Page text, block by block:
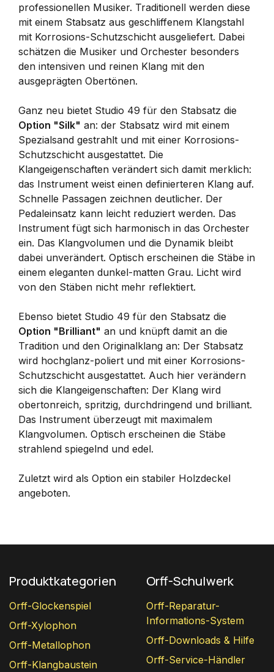
professionellen Musiker. Traditionell werden diese
mit einem Stabsatz aus geschliffenem Klangstahl
mit Korrosions-Schutzschicht ausgeliefert. Dabei
schätzen die Musiker und Orchester besonders
den intensiven und reinen Klang mit den
ausgeprägten Obertönen.
Ganz neu bietet Studio 49 für den Stabsatz die
Option "Silk" an: der Stabsatz wird mit einem
Spezialsand gestrahlt und mit einer Korrosions-
Schutzschicht ausgestattet. Die
Klangeigenschaften verändert sich damit merklich:
das Instrument weist einen definierteren Klang auf.
Schnelle Passagen zeichnen deutlicher. Der
Pedaleinsatz kann leicht reduziert werden. Das
Instrument fügt sich harmonisch in das Orchester
ein. Das Klangvolumen und die Dynamik bleibt
dabei unverändert. Optisch erscheinen die Stäbe in
einem eleganten dunkel-matten Grau. Licht wird
von den Stäben nicht mehr reflektiert.
Ebenso bietet Studio 49 für den Stabsatz die
Option "Brilliant" an und knüpft damit an die
Tradition und den Originalklang an: Der Stabsatz
wird hochglanz-poliert und mit einer Korrosions-
Schutzschicht ausgestattet. Auch hier verändern
sich die Klangeigenschaften: Der Klang wird
obertonreich, spritzig, durchdringend und brilliant.
Das Instrument überzeugt mit maximalem
Klangvolumen. Optisch erscheinen die Stäbe
strahlend spiegelnd und edel.
Zuletzt wird als Option ein stabiler Holzdeckel
angeboten.
Produktkategorien
Orff-Glockenspiel
Orff-Xylophon
Orff-Metallophon
Orff-Klangbaustein
Orff-Schulwerk
Orff-Reparatur-
Informations-System
Orff-Downloads & Hilfe
Orff-Service-Händler